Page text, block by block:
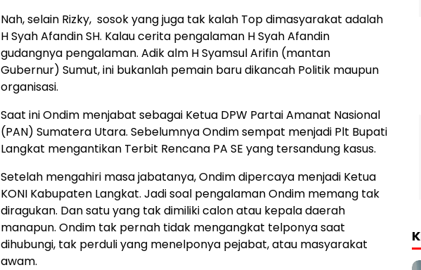
Nah, selain Rizky, sosok yang juga tak kalah Top dimasyarakat adalah
H Syah Afandin SH. Kalau cerita pengalaman H Syah Afandin
gudangnya pengalaman. Adik alm H Syamsul Arifin (mantan
Gubernur) Sumut, ini bukanlah pemain baru dikancah Politik maupun
organisasi.
Saat ini Ondim menjabat sebagai Ketua DPW Partai Amanat Nasional
(PAN) Sumatera Utara. Sebelumnya Ondim sempat menjadi Plt Bupati
Langkat mengantikan Terbit Rencana PA SE yang tersandung kasus.
Setelah mengahiri masa jabatanya, Ondim dipercaya menjadi Ketua
KONI Kabupaten Langkat. Jadi soal pengalaman Ondim memang tak
diragukan. Dan satu yang tak dimiliki calon atau kepala daerah
manapun. Ondim tak pernah tidak mengangkat telponya saat
dihubungi, tak perduli yang menelponya pejabat, atau masyarakat
awam.